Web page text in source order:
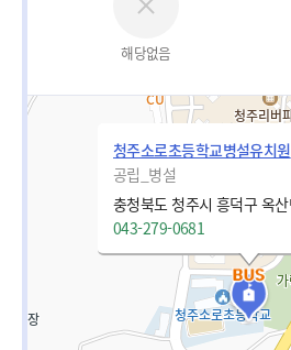
해당없음
청주소로초등학교병설유치원
공립_병설
043-279-0681